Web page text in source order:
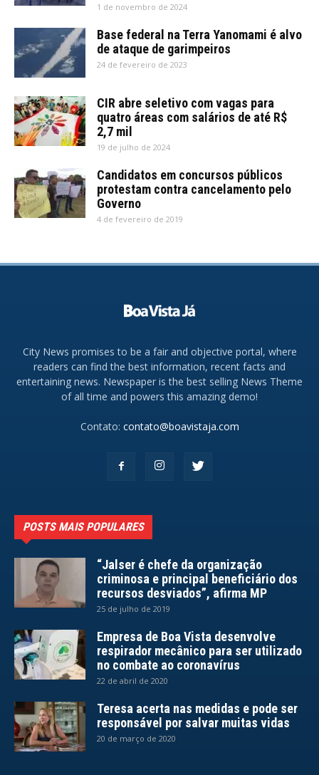
1 de novembro de 2024
Base federal na Terra Yanomami é alvo
de ataque de garimpeiros
24 de fevereiro de 2023
CIR abre seletivo com vagas para
quatro áreas com salários de até R$
2,7 mil
19 de julho de 2024
Candidatos em concursos públicos
protestam contra cancelamento pelo
Governo
4 de fevereiro de 2019
City News promises to be a fair and objective portal, where
readers can find the best information, recent facts and
entertaining news. Newspaper is the best selling News Theme
of all time and powers this amazing demo!
Contato: contato@boavistaja.com
POSTS MAIS POPULARES
“Jalser é chefe da organização
criminosa e principal beneficiário dos
recursos desviados”, afirma MP
25 de julho de 2019
Empresa de Boa Vista desenvolve
respirador mecânico para ser utilizado
no combate ao coronavírus
22 de abril de 2020
Teresa acerta nas medidas e pode ser
responsável por salvar muitas vidas
20 de março de 2020